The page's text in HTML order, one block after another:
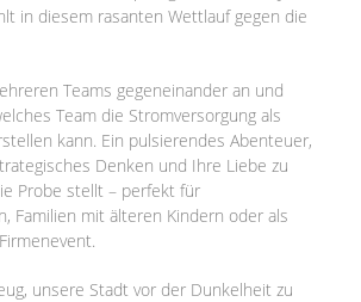
in diesem rasanten Wettlauf gegen die
Teams gegeneinander an und
Team die Stromversorgung als
kann. Ein pulsierendes Abenteuer,
Denken und Ihre Liebe zu
Probe stellt – perfekt für
Familien mit älteren Kindern oder als
unsere Stadt vor der Dunkelheit zu